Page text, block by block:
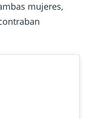
mujeres,